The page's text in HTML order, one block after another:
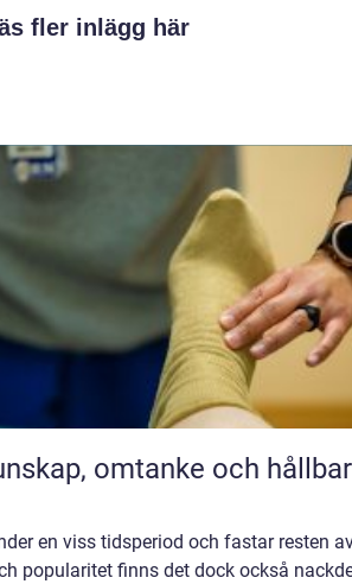
fler inlägg här
en viss tidsperiod och fastar resten
popularitet finns det dock också